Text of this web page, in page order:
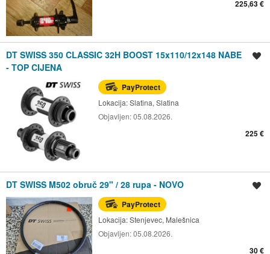
225,63 €
DT SWISS 350 CLASSIC 32H BOOST 15x110/12x148 NABE
- TOP CIJENA
PayProtect
Lokacija:Slatina, Slatina
Objavljen:05.08.2026.
225 €
DT SWISS M502 obruč 29" / 28 rupa - NOVO
PayProtect
Lokacija:Stenjevec, Malešnica
Objavljen:05.08.2026.
30 €